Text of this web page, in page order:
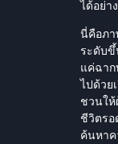
ได้อย่า
นี่คือภ
ระดับขึ้
แค่ฉา
ไปด้วย
ชวนให้
ชีวิตรอ
ค้นหาค